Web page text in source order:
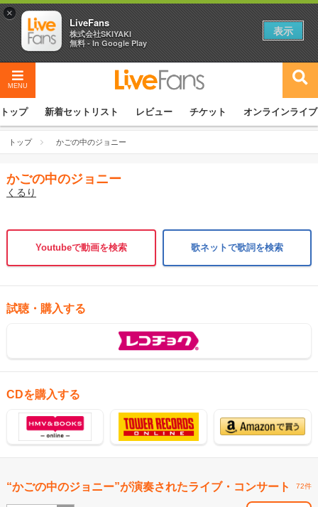
MENU
トップ 新着セットリスト レビュー チケット オンラインライブ
トップ かごの中のジョニー
かごの中のジョニー
くるり
Youtubeで動画を検索 歌ネットで歌詞を検索
試聴・購入する
CDを購入する
“かごの中のジョニー”が演奏されたライブ・コンサート 72件
×
LiveFans
株式会社SKIYAKI
無料 - In Google Play
表示